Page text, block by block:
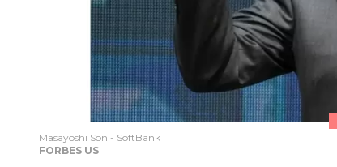
Masayoshi Son - SoftBank
FORBES US